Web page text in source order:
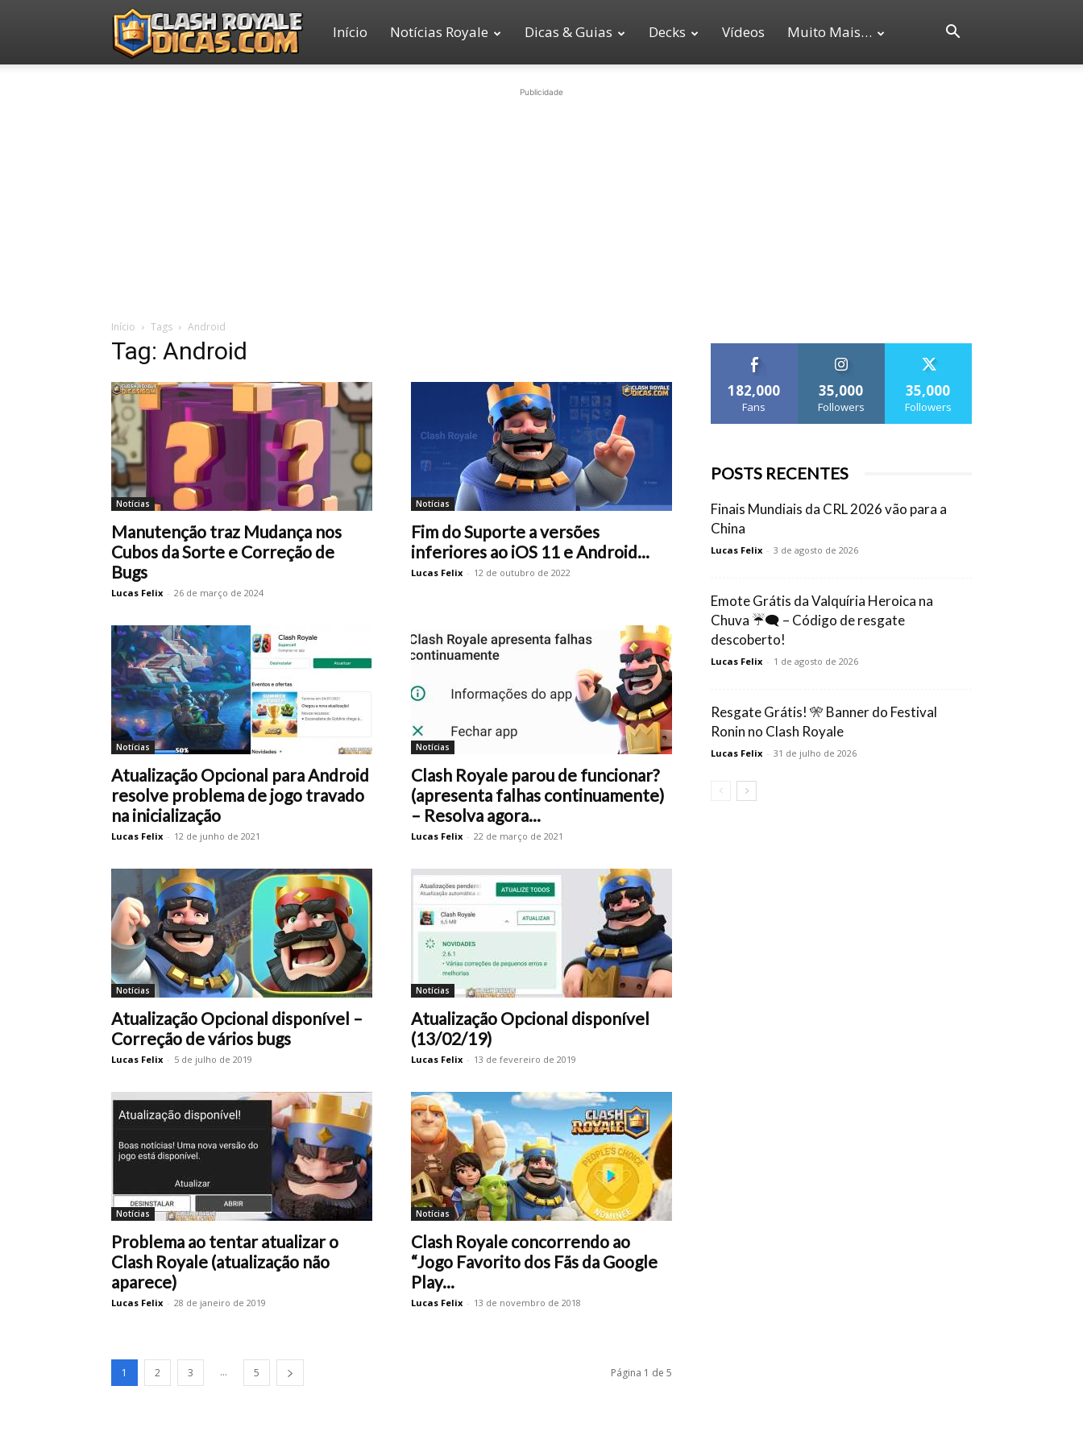
Clash
Início Notícias Royale Dicas & Guias Decks Vídeos Muito Mais…
Publicidade
Início Tags Android
Tag: Android
Notícias
Manutenção traz Mudança nos
Cubos da Sorte e Correção de
Bugs
Lucas Felix - 26 de março de 2024
Notícias
Fim do Suporte a versões
inferiores ao iOS 11 e Android...
Lucas Felix - 12 de outubro de 2022
Notícias
Atualização Opcional para Android
resolve problema de jogo travado
na inicialização
Lucas Felix - 12 de junho de 2021
Notícias
Clash Royale parou de funcionar?
(apresenta falhas continuamente)
– Resolva agora...
Lucas Felix - 22 de março de 2021
Notícias
Atualização Opcional disponível –
Correção de vários bugs
Lucas Felix - 5 de julho de 2019
Notícias
Atualização Opcional disponível
(13/02/19)
Lucas Felix - 13 de fevereiro de 2019
Notícias
Problema ao tentar atualizar o
Clash Royale (atualização não
aparece)
Lucas Felix - 28 de janeiro de 2019
Notícias
Clash Royale concorrendo ao
“Jogo Favorito dos Fãs da Google
Play...
Lucas Felix - 13 de novembro de 2018
1 2 3 ... 5 Página 1 de 5
182,000
Fans
35,000
Followers
35,000
Followers
POSTS RECENTES
Finais Mundiais da CRL 2026 vão para a
China
Lucas Felix - 3 de agosto de 2026
Emote Grátis da Valquíria Heroica na
Chuva ☔🗨️ – Código de resgate
descoberto!
Lucas Felix - 1 de agosto de 2026
Resgate Grátis! 🎌 Banner do Festival
Ronin no Clash Royale
Lucas Felix - 31 de julho de 2026